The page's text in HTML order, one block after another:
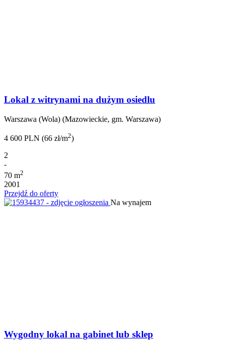
Lokal z witrynami na dużym osiedlu
Warszawa (Wola) (Mazowieckie, gm. Warszawa)
4 600 PLN (66 zł/m2)
2
-
70 m2
2001
Przejdź do oferty
Na wynajem
Wygodny lokal na gabinet lub sklep